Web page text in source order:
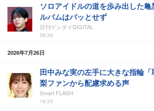
ソロアイドルの道を歩み出した
ルバムはパッとせず
日刊ゲンダイDIGITAL
09:26
2026年7月26日
田中みな実の左手に大きな指輪
梨ファンから配慮求める声
Smart FLASH
16:20